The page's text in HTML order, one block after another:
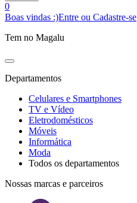
0
Boas vindas :)Entre ou Cadastre-se
Tem no Magalu
Departamentos
Celulares e Smartphones
TV e Vídeo
Eletrodomésticos
Móveis
Informática
Moda
Todos os departamentos
Nossas marcas e parceiros